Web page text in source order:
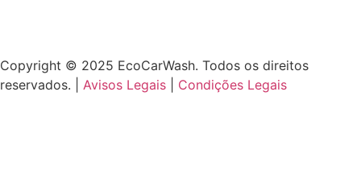
Copyright © 2025 EcoCarWash. Todos os direitos
reservados. | Avisos Legais Condições Legais